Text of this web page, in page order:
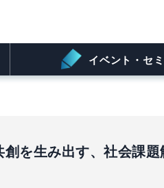
イベント・セ
を生み出す、社会課